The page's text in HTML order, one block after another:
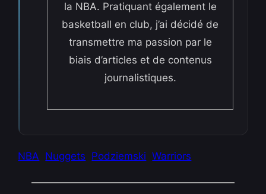
la NBA. Pratiquant également le
basketball en club, j’ai décidé de
transmettre ma passion par le
biais d’articles et de contenus
journalistiques.
NBA Nuggets Podziemski Warriors